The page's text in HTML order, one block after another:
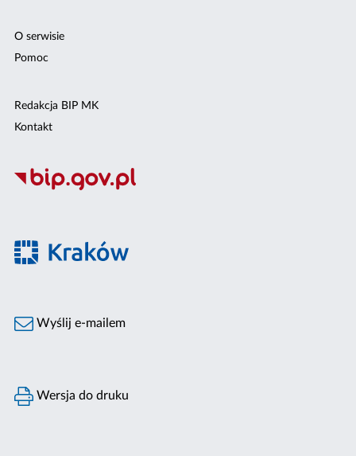
O serwisie
Pomoc
Redakcja BIP MK
Kontakt
Wyślij e-mailem
Wersja do druku